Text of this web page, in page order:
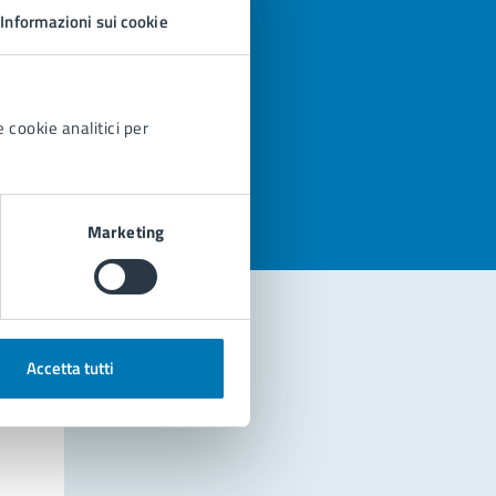
Informazioni sui cookie
cookie analitici per
Marketing
Accetta tutti